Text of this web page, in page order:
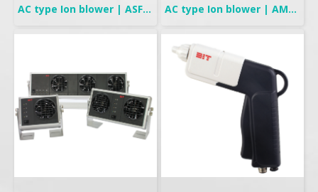
AC type Ion blower | ASF-AD Series AC type Ion blower | AMF-95 Series